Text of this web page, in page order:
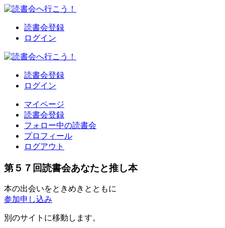
読書会登録
ログイン
読書会登録
ログイン
マイページ
読書会登録
フォロー中の読書会
プロフィール
ログアウト
第５７回読書会あなたと推し本
本の出会いをときめきとともに
参加申し込み
別のサイトに移動します。